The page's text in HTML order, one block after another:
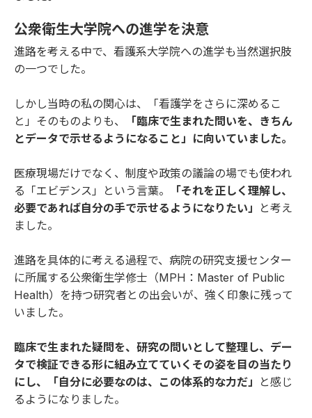
公衆衛生大学院への進学を決意
進路を考える中で、看護系大学院への進学も当然選択肢
の一つでした。
しかし当時の私の関心は、「看護学をさらに深めるこ
と」そのものよりも、
「臨床で生まれた問いを、きちん
とデータで示せるようになること」に向いていました。
医療現場だけでなく、制度や政策の議論の場でも使われ
る「エビデンス」という言葉。
「それを正しく理解し、
必要であれば自分の手で示せるようになりたい」
と考え
ました。
進路を具体的に考える過程で、病院の研究支援センター
に所属する公衆衛生学修士（MPH：Master of Public
Health）を持つ研究者との出会いが、強く印象に残って
いました。
臨床で生まれた疑問を、研究の問いとして整理し、デー
タで検証できる形に組み立てていくその姿を目の当たり
にし、「自分に必要なのは、この体系的な力だ」
と感じ
るようになりました。